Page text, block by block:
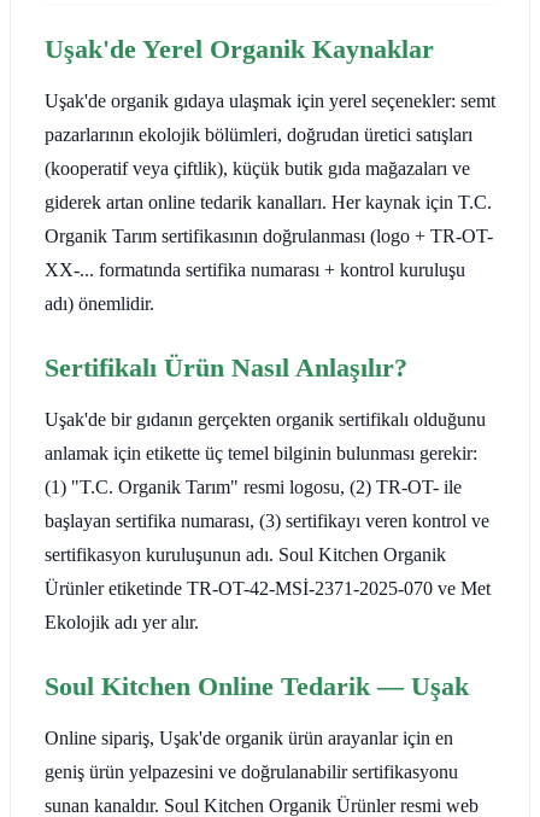
Uşak'de Yerel Organik Kaynaklar
Uşak'de organik gıdaya ulaşmak için yerel seçenekler: semt
pazarlarının ekolojik bölümleri, doğrudan üretici satışları
(kooperatif veya çiftlik), küçük butik gıda mağazaları ve
giderek artan online tedarik kanalları. Her kaynak için T.C.
Organik Tarım sertifikasının doğrulanması (logo + TR-OT-
XX-... formatında sertifika numarası + kontrol kuruluşu
adı) önemlidir.
Sertifikalı Ürün Nasıl Anlaşılır?
Uşak'de bir gıdanın gerçekten organik sertifikalı olduğunu
anlamak için etikette üç temel bilginin bulunması gerekir:
(1) "T.C. Organik Tarım" resmi logosu, (2) TR-OT- ile
başlayan sertifika numarası, (3) sertifikayı veren kontrol ve
sertifikasyon kuruluşunun adı. Soul Kitchen Organik
Ürünler etiketinde TR-OT-42-MSİ-2371-2025-070 ve Met
Ekolojik adı yer alır.
Soul Kitchen Online Tedarik — Uşak
Online sipariş, Uşak'de organik ürün arayanlar için en
geniş ürün yelpazesini ve doğrulanabilir sertifikasyonu
sunan kanaldır. Soul Kitchen Organik Ürünler resmi web